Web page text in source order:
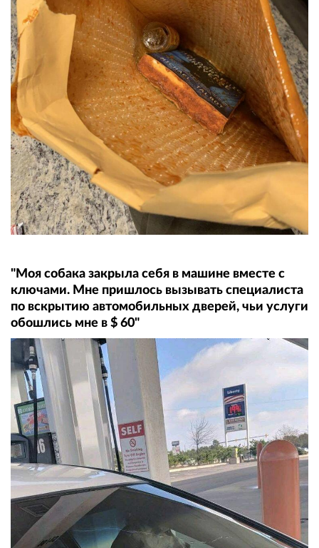
"Моя собака закрыла себя в машине вместе с
ключами. Мне пришлось вызывать специалиста
по вскрытию автомобильных дверей, чьи услуги
обошлись мне в $ 60"